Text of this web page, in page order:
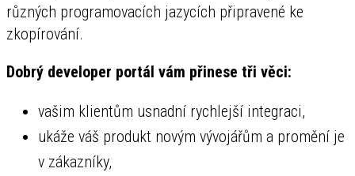
různých programovacích jazycích připravené ke
zkopírování.
Dobrý developer portál vám přinese tři věci:
vašim klientům usnadní rychlejší integraci,
ukáže váš produkt novým vývojářům a promění je
v zákazníky,